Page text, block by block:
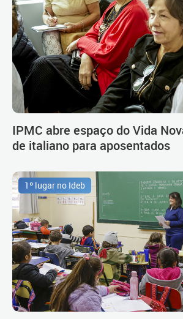
IPMC abre espaço do Vida
de italiano para aposentados
1º lugar no Ideb